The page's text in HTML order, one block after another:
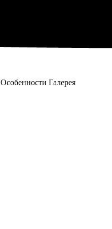
Особенности Галерея